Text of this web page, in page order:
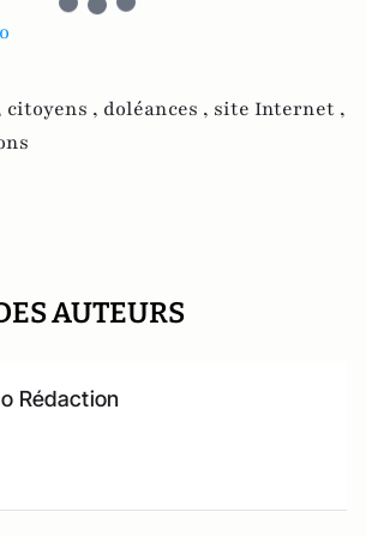
citoyens , doléances , site Internet ,
AUTEURS
Rédaction